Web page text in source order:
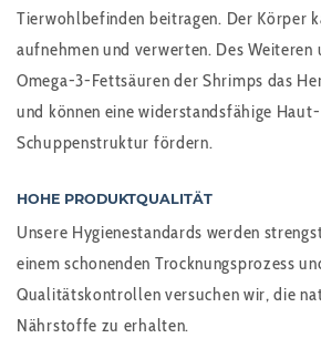
Tierwohlbefinden beitragen. Der Körper
aufnehmen und verwerten. Des
Omega-3-Fettsäuren der Shrimps das
und können eine widerstandsfähige Haut-
Schuppenstruktur fördern.
HOHE PRODUKTQUALITÄT
Unsere Hygienestandards werden
einem schonenden Trocknungsprozess
Qualitätskontrollen versuchen wir, die
Nährstoffe zu erhalten.